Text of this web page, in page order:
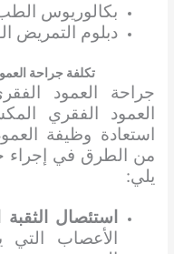
بكالوريوس
دبلوم التمريض
تكلفة جراحة
جراحة العمود
العمود الفقري
استعادة وظيفة
من الطرق في إجراء
يلي:
استئصال الثقبة
الأعصاب